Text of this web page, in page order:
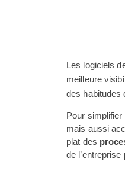
Les logiciels
meilleure
des habitudes
Pour simplifier
mais aussi
plat des
de